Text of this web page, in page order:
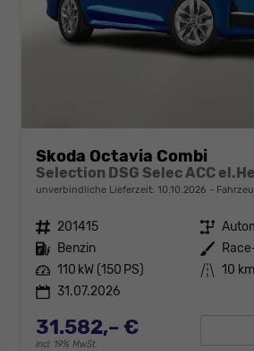
Skoda Octavia Combi
Selection DSG Selec ACC
unverbindliche Lieferzeit: 10.10.2026
Fahrzeugnr. 201415 Getriebe
Kraftstoff Benzin Außenfarbe
Leistung 110 kW (150 PS) Kilometerstand 10 km
31.07.2026
31.582,– €
incl. 19% MwSt.